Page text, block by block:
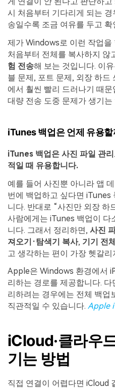
시 처음부터 기다리게 되는
송일수록 조금 여유를 두고
제가 Windows로 이런 작업을
처음부터 전체를 복사하지 않
험 전송해 보는 것입니다. 이
블 문제, 포트 문제, 외장 하드
에서 훨씬 빨리 드러나기 때
대량 전송 도중 문제가 생기
iTunes 백업은 언제 유용할
iTunes 백업은 사진 파일 관
적일 때 유용합니다.
예를 들어 사진뿐 아니라 앱
번에 백업하고 싶다면 iTunes
니다. 반대로 “사진만 외장 하
사람에게는 iTunes 백업이 다
니다. 그래서 정리하면, 사진
져오기·탐색기 복사, 기기 전
고 생각하는 편이 가장 헷갈리
Apple은 Windows 환경에서
리하는 경로를 제공합니다.
리하려는 경우에는 전체 백업
직관적일 수 있습니다. Apple
iCloud·클라우
기는 방법
직접 연결이 어렵다면 iCloud